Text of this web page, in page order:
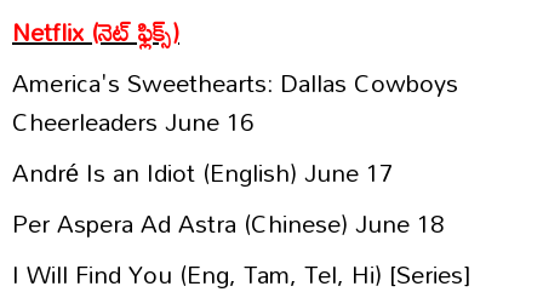
Netflix (నెట్ ఫ్లిక్స్)
America's Sweethearts: Dallas Cowboys
Cheerleaders June 16
André Is an Idiot (English) June 17
Per Aspera Ad Astra (Chinese) June 18
I Will Find You (Eng, Tam, Tel, Hi) [Series]